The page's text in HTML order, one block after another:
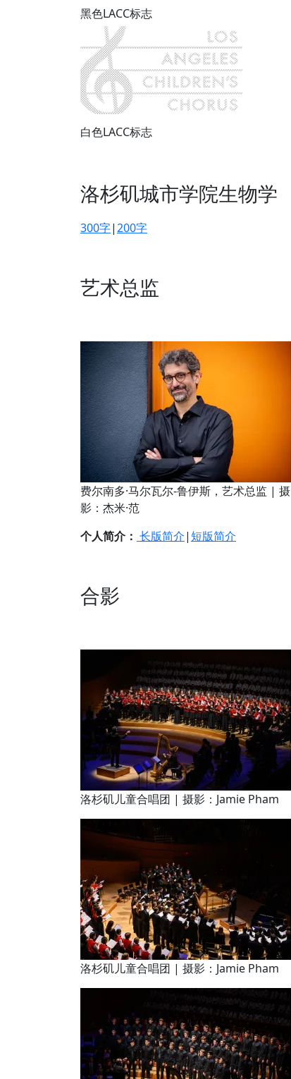
黑色LACC标志
白色LACC标志
洛杉矶城市学院生物学
300字|200字
艺术总监
费尔南多·马尔瓦尔-鲁伊斯，艺术总监 | 摄
影：杰米·范
个人简介： 长版简介|短版简介
合影
洛杉矶儿童合唱团 | 摄影：Jamie Pham
洛杉矶儿童合唱团 | 摄影：Jamie Pham